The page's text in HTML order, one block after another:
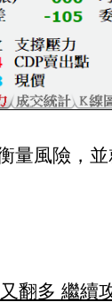
量風險，
翻多 繼續